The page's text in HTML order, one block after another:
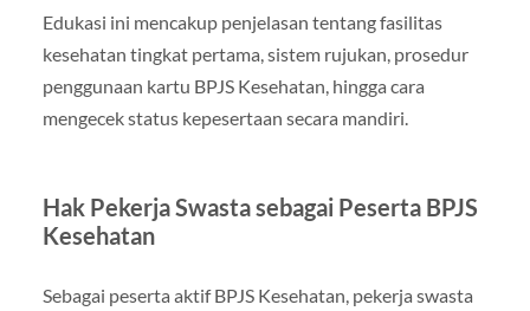
Edukasi ini mencakup penjelasan tentang fasilitas
kesehatan tingkat pertama, sistem rujukan, prosedur
penggunaan kartu BPJS Kesehatan, hingga cara
mengecek status kepesertaan secara mandiri.
Hak Pekerja Swasta sebagai Peserta BPJS
Kesehatan
Sebagai peserta aktif BPJS Kesehatan, pekerja swasta